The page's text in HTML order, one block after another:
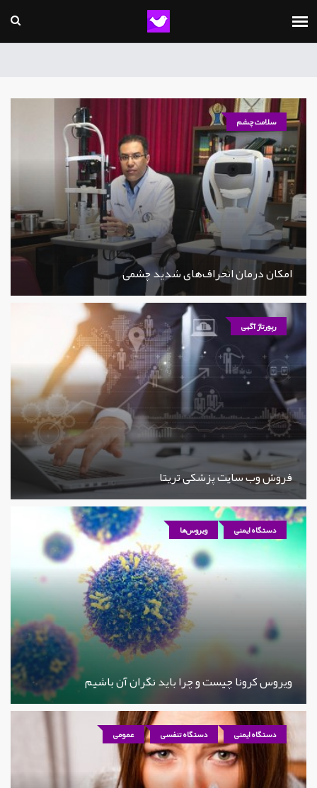
سلامت چشم
امکان درمان انحراف‌های شدید چشمی
رپورتاژ آگهی
فروش وب سایت پزشکی تریتا
دستگاه ایمنی ویروس‌ها
ویروس کرونا چیست و چرا باید نگران آن باشیم
دستگاه ایمنی دستگاه تنفسی عمومی